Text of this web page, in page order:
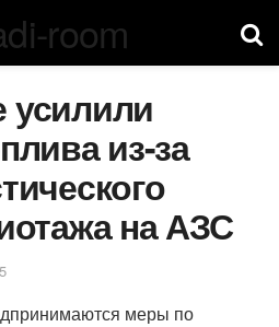
из-за
на АЗС
меры по